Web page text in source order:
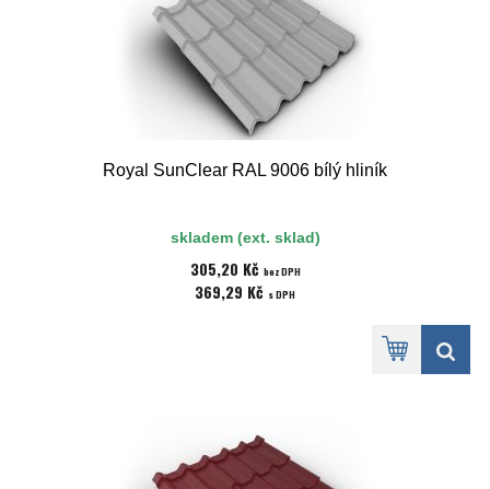
Royal SunClear RAL 9006 bílý hliník
skladem (ext. sklad)
305,20 Kč bez DPH
369,29 Kč s DPH